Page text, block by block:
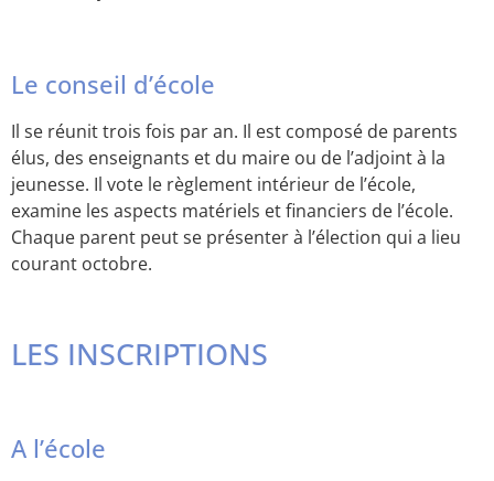
Le conseil d’école
Il se réunit trois fois par an. Il est composé de parents
élus, des enseignants et du maire ou de l’adjoint à la
jeunesse. Il vote le règlement intérieur de l’école,
examine les aspects matériels et financiers de l’école.
Chaque parent peut se présenter à l’élection qui a lieu
courant octobre.
LES INSCRIPTIONS
A l’école